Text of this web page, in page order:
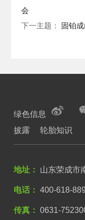
会
下一主题： 固铂
绿色信息
披露
轮胎知识
地址： 山东荣成市
电话： 400-618-
传真： 0631-